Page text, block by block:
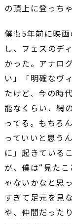
の頂上に登っち
僕も5年前に映
し、フェスのデ
かった。アナロ
い」「明確なヴ
たけど、今の時
能なくらい、網
ってる。もちろ
っていいと思う
に」起きている
が、僕は“見た
ゃないかなと思
すぎて足元を見
や、仲間だった